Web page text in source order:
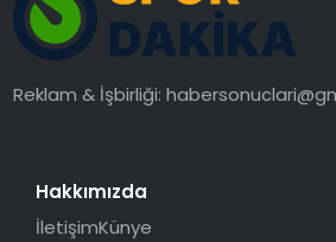
Reklam & İşbirliği:
Hakkımızda
İletişimKünye